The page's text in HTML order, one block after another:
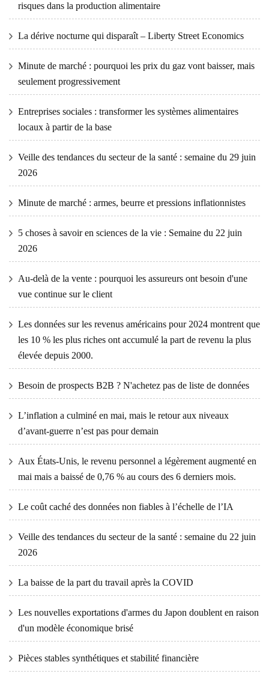
risques dans la production alimentaire
La dérive nocturne qui disparaît – Liberty Street Economics
Minute de marché : pourquoi les prix du gaz vont baisser, mais
seulement progressivement
Entreprises sociales : transformer les systèmes alimentaires
locaux à partir de la base
Veille des tendances du secteur de la santé : semaine du 29 juin
2026
Minute de marché : armes, beurre et pressions inflationnistes
5 choses à savoir en sciences de la vie : Semaine du 22 juin
2026
Au-delà de la vente : pourquoi les assureurs ont besoin d'une
vue continue sur le client
Les données sur les revenus américains pour 2024 montrent que
les 10 % les plus riches ont accumulé la part de revenu la plus
élevée depuis 2000.
Besoin de prospects B2B ? N'achetez pas de liste de données
L’inflation a culminé en mai, mais le retour aux niveaux
d’avant-guerre n’est pas pour demain
Aux États-Unis, le revenu personnel a légèrement augmenté en
mai mais a baissé de 0,76 % au cours des 6 derniers mois.
Le coût caché des données non fiables à l’échelle de l’IA
Veille des tendances du secteur de la santé : semaine du 22 juin
2026
La baisse de la part du travail après la COVID
Les nouvelles exportations d'armes du Japon doublent en raison
d'un modèle économique brisé
Pièces stables synthétiques et stabilité financière